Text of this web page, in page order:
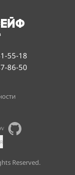
55-18
86-50
Reserved.